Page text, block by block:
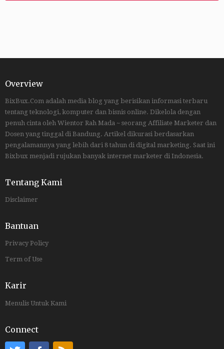
Overview
BixBux.Com adalah media blog yang berisikan informasi terbaru
tentang teknologi, komputer dan bisnis online. Dikelola dengan
penuh cinta oleh Wientor Rah Mada ~ seorang Affiliate Marketer dan
Dosen yang tinggal di Bandung. Artikel dikurasi berdasarkan
pengalamannya yang lebih dari 8 tahun di digital marketing. Saat ini
Bixbux menjadi rujukan banyak internet marketer di Indonesia.
Tentang Kami
Disclaimer
Bantuan
Privacy Policy
Term of Use
Karir
Menulis Untuk Kami
Connect